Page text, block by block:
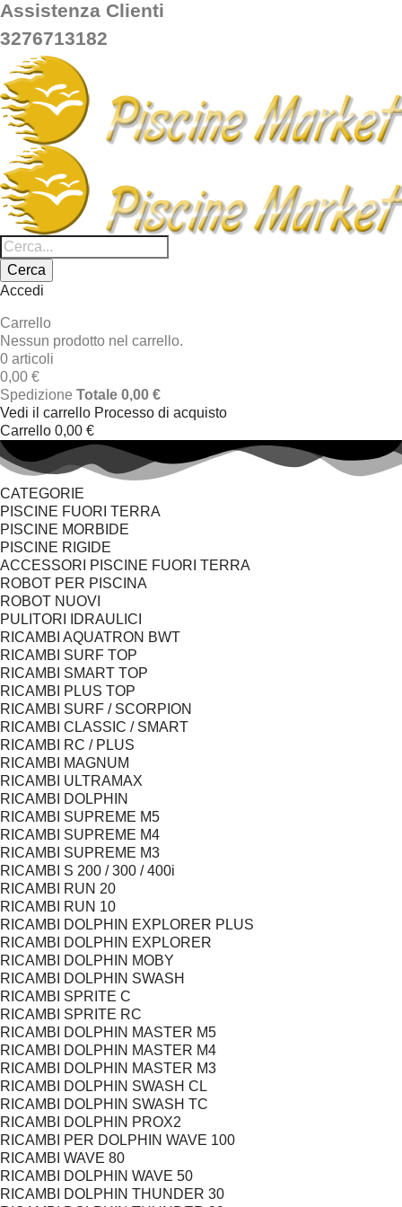
Assistenza Clienti
3276713182
Cerca
Accedi
Carrello
Nessun prodotto nel carrello.
0 articoli
0,00 €
Spedizione Totale 0,00 €
Vedi il carrello Processo di acquisto
Carrello 0,00 €
CATEGORIE
PISCINE FUORI TERRA
PISCINE MORBIDE
PISCINE RIGIDE
ACCESSORI PISCINE FUORI TERRA
ROBOT PER PISCINA
ROBOT NUOVI
PULITORI IDRAULICI
RICAMBI AQUATRON BWT
RICAMBI SURF TOP
RICAMBI SMART TOP
RICAMBI PLUS TOP
RICAMBI SURF / SCORPION
RICAMBI CLASSIC / SMART
RICAMBI RC / PLUS
RICAMBI MAGNUM
RICAMBI ULTRAMAX
RICAMBI DOLPHIN
RICAMBI SUPREME M5
RICAMBI SUPREME M4
RICAMBI SUPREME M3
RICAMBI S 200 / 300 / 400i
RICAMBI RUN 20
RICAMBI RUN 10
RICAMBI DOLPHIN EXPLORER PLUS
RICAMBI DOLPHIN EXPLORER
RICAMBI DOLPHIN MOBY
RICAMBI DOLPHIN SWASH
RICAMBI SPRITE C
RICAMBI SPRITE RC
RICAMBI DOLPHIN MASTER M5
RICAMBI DOLPHIN MASTER M4
RICAMBI DOLPHIN MASTER M3
RICAMBI DOLPHIN SWASH CL
RICAMBI DOLPHIN SWASH TC
RICAMBI DOLPHIN PROX2
RICAMBI PER DOLPHIN WAVE 100
RICAMBI WAVE 80
RICAMBI DOLPHIN WAVE 50
RICAMBI DOLPHIN THUNDER 30